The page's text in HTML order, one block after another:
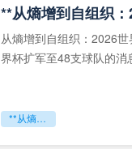
从熵增到自组织：2026
界杯扩军至48支球队的
**从熵增到自组织：2026世界杯小组赛战术系统的演化密码**